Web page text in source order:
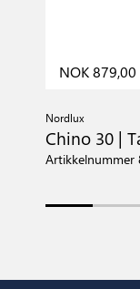
NOK 879,00
Nordlux
Chino 30 |
Artikkelnummer